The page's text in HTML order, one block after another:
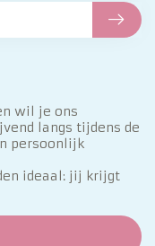
wil je ons
langs tijdens de
persoonlijk
ideaal: jij krijgt